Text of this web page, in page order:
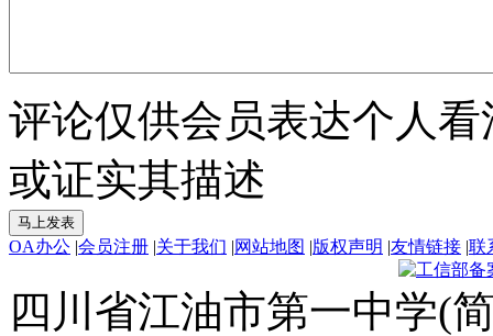
评论仅供会员表达个人
或证实其描述
OA办公 |会员注册 |关于我们 |网站地图 |版权声明 |友情链接 |联
四川省江油市第一中学(